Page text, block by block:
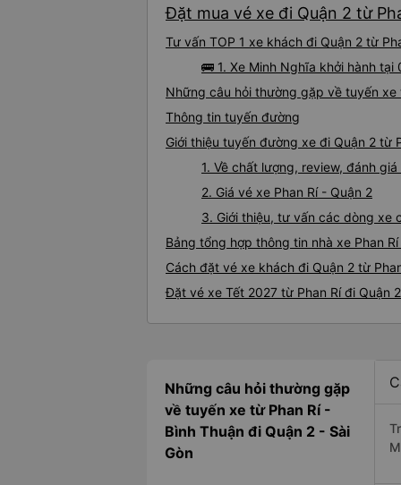
Đặt mua vé xe đi Quận 2 từ
Tư vấn TOP 1 xe khách đi Quận 2 từ
🚌 1. Xe Minh Nghĩa khởi hành tại
Những câu hỏi thường gặp về tuyến xe
Thông tin tuyến đường
Giới thiệu tuyến đường xe đi Quận 2 từ
1. Về chất lượng, review, đánh
2. Giá vé xe Phan Rí - Quận 2
3. Giới thiệu, tư vấn các dòng xe
Bảng tổng hợp thông tin nhà xe Phan
Cách đặt vé xe khách đi Quận 2 từ
Đặt vé xe Tết 2027 từ Phan Rí đi Quận 2
Những câu hỏi thường gặp
về tuyến xe từ Phan Rí -
Bình Thuận đi Quận 2 - Sài
Gòn